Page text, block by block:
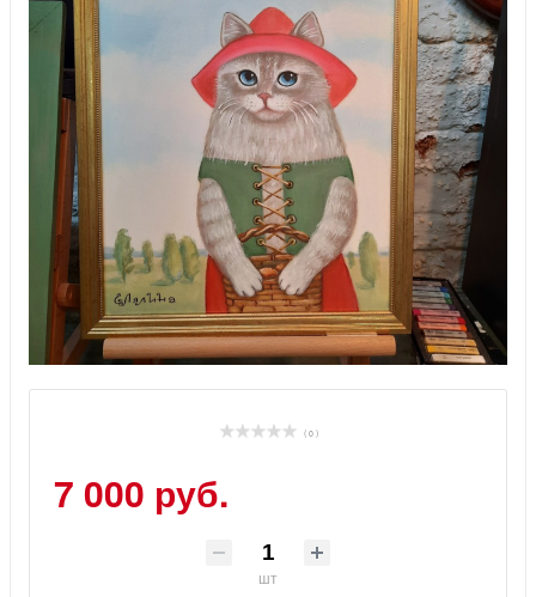
( 0 )
7 000 руб.
шт